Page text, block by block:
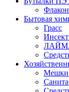
Бытовая
Грасс
Мешки